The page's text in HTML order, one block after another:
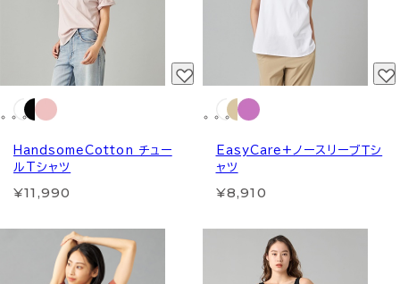
HandsomeCotton チュー
ルTシャツ
¥11,990
EasyCare+ノースリーブＴシ
ャツ
¥8,910